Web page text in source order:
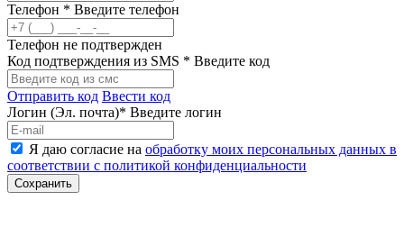
Телефон * Введите телефон
Телефон не подтвержден
Код подтверждения из SMS * Введите код
Отправить код Ввести код
Логин (Эл. почта)* Введите логин
Я даю согласие на обработку моих персональных данных в
соответствии с политикой конфиденциальности